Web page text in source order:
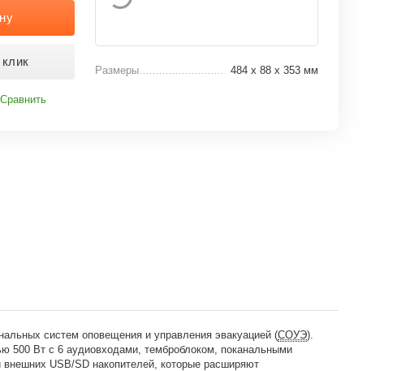
Сравнить
Размеры 484 x 88 x 353 мм
систем оповещения и управления эвакуацией (СОУЭ).
500 Вт с 6 аудиовходами, темброблоком, поканальными
USB/SD накопителей, которые расширяют